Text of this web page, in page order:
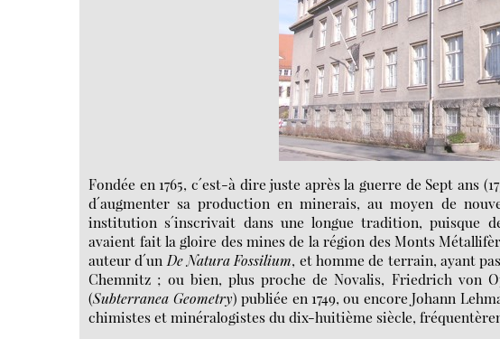
Fondée en 1765, c´est-à dire juste après la guerre de Sept ans
d´augmenter sa production en minerais, au moyen de
institution s´inscrivait dans une longue tradition, puisque
avaient fait la gloire des mines de la région des Monts
auteur d´unDe Natura Fossilium, et homme de terrain, ayant
Chemnitz ; ou bien, plus proche de Novalis, Friedrich von
(Subterranea Geometry) publiée en 1749, ou encore Johann
chimistes et minéralogistes du dix-huitième siècle,